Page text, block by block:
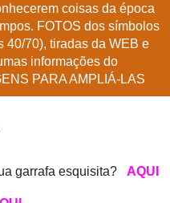
coisas da época
FOTOS dos símbolos
40/70), tiradas da WEB e
informações do
PARA AMPLIÁ-LAS
garrafa esquisita? AQUI